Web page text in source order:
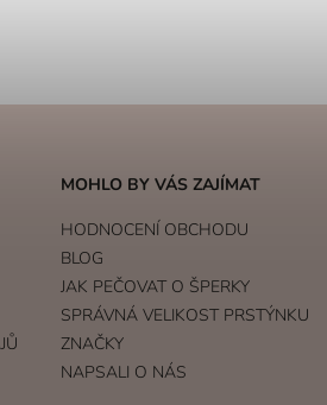
MOHLO BY VÁS ZAJÍMAT
HODNOCENÍ OBCHODU
BLOG
JAK PEČOVAT O ŠPERKY
SPRÁVNÁ VELIKOST PRSTÝNKU
ZNAČKY
NAPSALI O NÁS